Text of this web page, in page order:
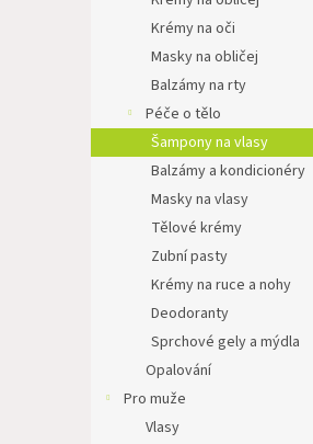
Krémy na oči
Masky na obličej
Balzámy na rty
Péče o tělo
Šampony na vlasy
Balzámy a kondicionéry
Masky na vlasy
Tělové krémy
Zubní pasty
Krémy na ruce a nohy
Deodoranty
Sprchové gely a mýdla
Opalování
Pro muže
Vlasy